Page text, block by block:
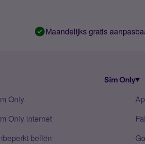
Maandelijks gratis
Sim Only
Only
Only internet
bellen